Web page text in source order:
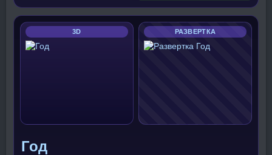
3D РАЗВЕРТКА
Год